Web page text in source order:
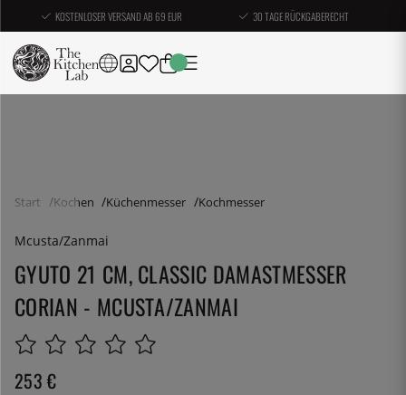
KOSTENLOSER VERSAND AB 69 EUR 30 TAGE RÜCKGABERECHT
Start Kochen Küchenmesser Kochmesser
Mcusta/Zanmai
GYUTO 21 CM, CLASSIC DAMASTMESSER
CORIAN - MCUSTA/ZANMAI
253 €